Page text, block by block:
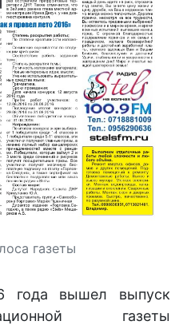
газеты
года вышел выпуск
газеты